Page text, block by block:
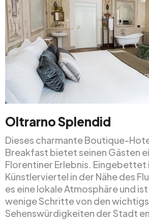
Oltrarno Splendid
Dieses charmante Boutique-
Breakfast bietet seinen Gästen
Florentiner Erlebnis. Eingebettet
Künstlerviertel in der Nähe des
es eine lokale Atmosphäre und
wenige Schritte von den
Sehenswürdigkeiten der Stadt